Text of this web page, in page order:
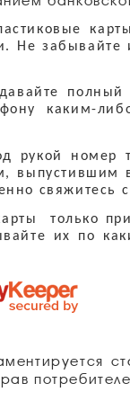
Не
каким-
рукой номер
выпустившим
свяжитесь
только
их по